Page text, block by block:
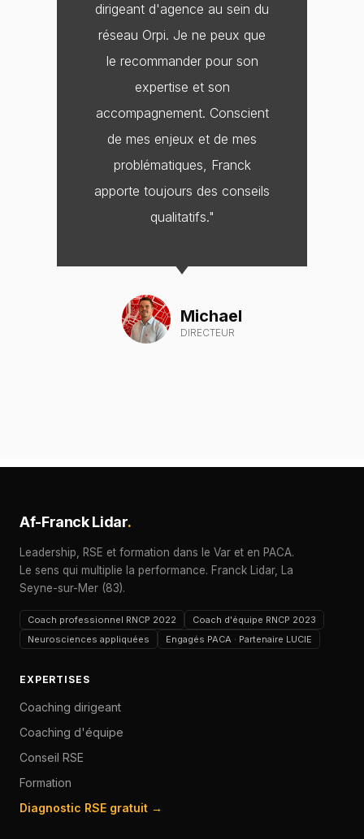
dirigeant d'agence au sein du
réseau Orpi. Je ne peux que
le recommander pour son
expertise et son
accompagnement. Conscient
de mes enjeux et de mes
problématiques, Franck
apporte toujours des conseils
qualitatifs."
Michael
DIRECTEUR
Af-Franck Lidar.
Leadership, RSE et formation dans le Var et en PACA.
Le sens qui multiplie la performance. Franck Lidar, La
Seyne-sur-Mer (83).
Coach professionnel RNCP 2022
Coach d'équipe RNCP 2023
Neurosciences appliquées
Engagés PACA · Partenaire LUCIE
EXPERTISES
Coaching dirigeant
Coaching d'équipe
Conseil RSE
Formation
Diagnostic RSE gratuit →